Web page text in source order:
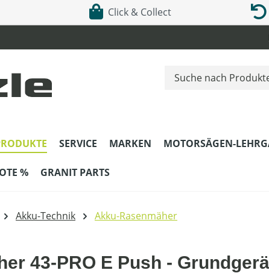
Click & Collect
SERVICE MARKEN MOTORSÄGEN-
% GRANIT PARTS
Akku-Technik Akku-Rasenmäher
43-PRO E Push -